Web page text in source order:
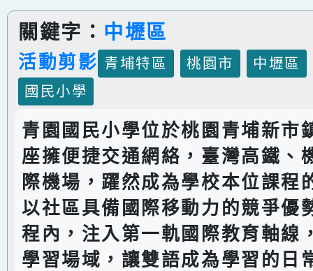
關鍵字： 中壢區
活動剪影 青埔特區 桃園市
中壢區
國民小學
青園國民小學位於桃園青埔新市
座擁便捷交通網絡，臺灣高鐵、
際機場，躍然成為學校本位課程
以社區具備國際移動力的競爭優
程內，注入第一軌國際教育軸線
學習場域，讓雙語成為學習的日